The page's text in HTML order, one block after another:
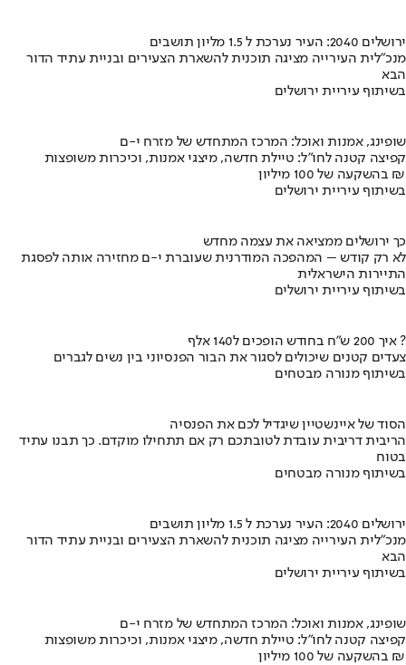
ירושלים 2040: העיר נערכת ל 1.5 מליון תושבים
מנכ"לית העירייה מציגה תוכנית להשארת הצעירים ובניית עתיד הדור
הבא
בשיתוף עיריית ירושלים
שופינג, אמנות ואוכל: המרכז המתחדש של מזרח י-ם
קפיצה קטנה לחו"ל: טיילת חדשה, מיצגי אמנות, וכיכרות משופצות
בהשקעה של 100 מיליון ₪
בשיתוף עיריית ירושלים
כך ירושלים ממציאה את עצמה מחדש
לא רק קודש – המהפכה המודרנית שעוברת י-ם מחזירה אותה לפסגת
התיירות הישראלית
בשיתוף עיריית ירושלים
איך 200 ש"ח בחודש הופכים ל140 אלף ?
צעדים קטנים שיכולים לסגור את הבור הפנסיוני בין נשים לגברים
בשיתוף מנורה מבטחים
הסוד של איינשטיין שיגדיל לכם את הפנסיה
הריבית דריבית עובדת לטובתכם רק אם תתחילו מוקדם. כך תבנו עתיד
בטוח
בשיתוף מנורה מבטחים
ירושלים 2040: העיר נערכת ל 1.5 מליון תושבים
מנכ"לית העירייה מציגה תוכנית להשארת הצעירים ובניית עתיד הדור
הבא
בשיתוף עיריית ירושלים
שופינג, אמנות ואוכל: המרכז המתחדש של מזרח י-ם
קפיצה קטנה לחו"ל: טיילת חדשה, מיצגי אמנות, וכיכרות משופצות
בהשקעה של 100 מיליון ₪